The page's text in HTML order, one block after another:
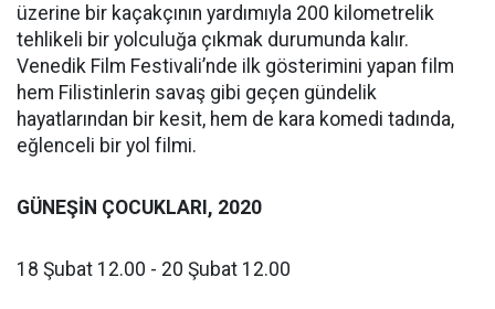
üzerine bir kaçakçının yardımıyla 200 kilometrelik
tehlikeli bir yolculuğa çıkmak durumunda kalır.
Venedik Film Festivali’nde ilk gösterimini yapan film
hem Filistinlerin savaş gibi geçen gündelik
hayatlarından bir kesit, hem de kara komedi tadında,
eğlenceli bir yol filmi.
GÜNEŞİN ÇOCUKLARI, 2020
18 Şubat 12.00 - 20 Şubat 12.00